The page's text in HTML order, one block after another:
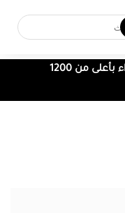
شجع تاجر بلدك 💥 شحن مجاني عند الشراء بأعلى من 1200